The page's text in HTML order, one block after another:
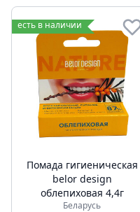
есть в наличии
Помада гигиеническая
belor design
облепиховая 4,4г
Беларусь